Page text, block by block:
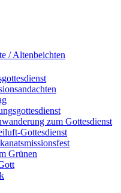
/ Altenbeichten
zum Gottesdienst
Gottesdienst
Grünen